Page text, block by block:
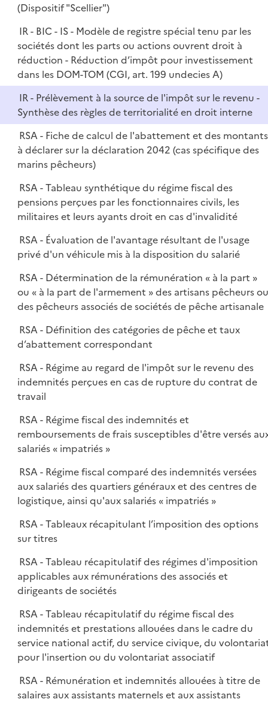
(Dispositif "Scellier")
IR - BIC - IS - Modèle de registre spécial tenu par les
sociétés dont les parts ou actions ouvrent droit à
réduction - Réduction d’impôt pour investissement
dans les DOM-TOM (CGI, art. 199 undecies A)
IR - Prélèvement à la source de l'impôt sur le revenu -
Synthèse des règles de territorialité en droit interne
RSA - Fiche de calcul de l'abattement et des montants
à déclarer sur la déclaration 2042 (cas spécifique des
marins pêcheurs)
RSA - Tableau synthétique du régime fiscal des
pensions perçues par les fonctionnaires civils, les
militaires et leurs ayants droit en cas d'invalidité
RSA - Évaluation de l'avantage résultant de l'usage
privé d'un véhicule mis à la disposition du salarié
RSA - Détermination de la rémunération « à la part »
ou « à la part de l'armement » des artisans pêcheurs ou
des pêcheurs associés de sociétés de pêche artisanale
RSA - Définition des catégories de pêche et taux
d’abattement correspondant
RSA - Régime au regard de l'impôt sur le revenu des
indemnités perçues en cas de rupture du contrat de
travail
RSA - Régime fiscal des indemnités et
remboursements de frais susceptibles d'être versés
salariés « impatriés »
RSA - Régime fiscal comparé des indemnités versées
aux salariés des quartiers généraux et des centres de
logistique, ainsi qu'aux salariés « impatriés »
RSA - Tableaux récapitulant l’imposition des options
sur titres
RSA - Tableau récapitulatif des régimes d'imposition
applicables aux rémunérations des associés et
dirigeants de sociétés
RSA - Tableau récapitulatif du régime fiscal des
indemnités et prestations allouées dans le cadre du
service national actif, du service civique, du
pour l'insertion ou du volontariat associatif
RSA - Rémunération et indemnités allouées à titre de
salaires aux assistants maternels et aux assistants